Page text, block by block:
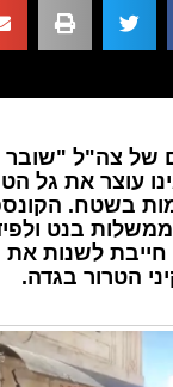
של צה"ל "שובר
עוצר את גל
בשטח.
בנט
לשנות את
הטרור בגדה.